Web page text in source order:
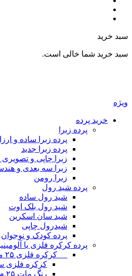
سبد خرید
سبد خرید شما خالی است.
ویژه
خرید پرده
پرده زبرا
پرده زبرا ساده و
پرده زبرا جدید
زبرا چاپی و تصویری
زبرا سه بعدی و
زبرا رومن
پرده شید رول
شید رول ساده
شید رول بلک اوت
شید سان اسکرین
شیدرول چاپی
پرده کودک و نوجوان
پرده کرکره فلزی یا
__ کرکره فلزی ۲۵ میلیمتری
کرکره فلزی ساده
رنگ مات ۲۵.م.م